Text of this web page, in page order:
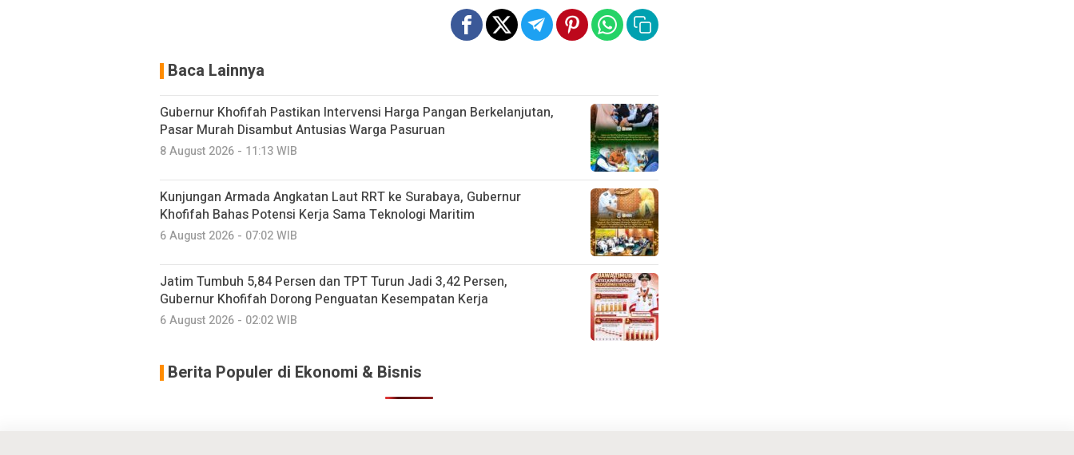
Baca Lainnya
Gubernur Khofifah Pastikan Intervensi Harga Pangan Berkelanjutan,
Pasar Murah Disambut Antusias Warga Pasuruan
8 August 2026 - 11:13 WIB
Kunjungan Armada Angkatan Laut RRT ke Surabaya, Gubernur
Khofifah Bahas Potensi Kerja Sama Teknologi Maritim
6 August 2026 - 07:02 WIB
Jatim Tumbuh 5,84 Persen dan TPT Turun Jadi 3,42 Persen,
Gubernur Khofifah Dorong Penguatan Kesempatan Kerja
6 August 2026 - 02:02 WIB
Berita Populer di Ekonomi & Bisnis